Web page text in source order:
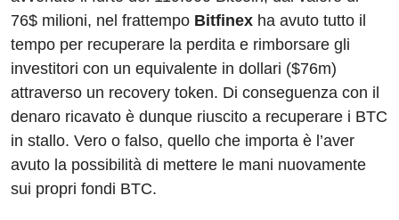
76$ milioni, nel frattempo Bitfinex ha avuto tutto il
tempo per recuperare la perdita e rimborsare gli
investitori con un equivalente in dollari ($76m)
attraverso un recovery token. Di conseguenza con il
denaro ricavato è dunque riuscito a recuperare i BTC
in stallo. Vero o falso, quello che importa è l’aver
avuto la possibilità di mettere le mani nuovamente
sui propri fondi BTC.